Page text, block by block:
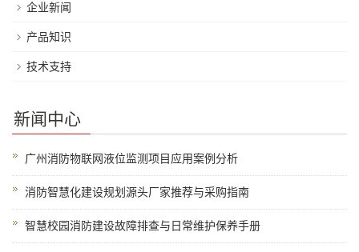
企业新闻
产品知识
技术支持
新闻中心
广州消防物联网液位监测项目应用案例分析
消防智慧化建设规划源头厂家推荐与采购指南
智慧校园消防建设故障排查与日常维护保养手册